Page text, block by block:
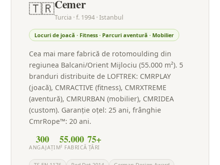
🇹🇷Cemer
Turcia · f. 1994 · Istanbul
Locuri de joacă · Fitness · Parcuri aventură · Mobilier
Cea mai mare fabrică de rotomoulding din
regiunea Balcani/Orient Mijlociu (55.000 m²). 5
branduri distribuite de LOFTREK: CMRPLAY
(joacă), CMRACTIVE (fitness), CMRXTREME
(aventură), CMRURBAN (mobilier), CMRIDEA
(custom). Garanție oțel: 25 ani, frânghie
CmrRope™: 20 ani.
300
ANGAJAȚI
55.000
M² FABRICĂ
75+
ȚĂRI